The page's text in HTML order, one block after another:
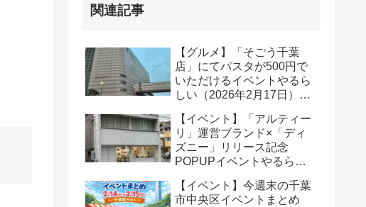
関連記事
【グルメ】「そごう千葉
店」にてパスタが500円で
いただけるイベントやるら
しい（2026年2月17日）
【イベント】「アルティー
リ」運営ブランド×「ディ
ズニー」リリース記念
POPUPイベントやるらし
【中央区新田町】
【イベント】今週末の千葉
市中央区イベントまとめ